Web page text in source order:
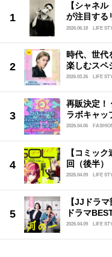
【シャネ
が注目する
2026.06.18
LIFE
時代、世代
楽しむス
2026.03.26 LIFE
再販決定！
ラボキャ
2026.04.06
【コミッ
回（後半）
2026.04.09 LIFE
【JJドラ
ドラマ
2026.04.09 LIFE